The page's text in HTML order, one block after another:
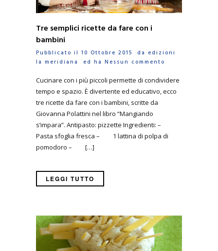
Tre semplici ricette da fare con i
bambini
Pubblicato il 10 Ottobre 2015 da edizioni
la meridiana
ed ha Nessun commento
Cucinare con i più piccoli permette di condividere
tempo e spazio. È divertente ed educativo, ecco
tre ricette da fare con i bambini, scritte da
Giovanna Polattini nel libro “Mangiando
s’impara”. Antipasto: pizzette Ingredienti: –
Pasta sfoglia fresca – 1 lattina di polpa di
pomodoro – […]
LEGGI TUTTO